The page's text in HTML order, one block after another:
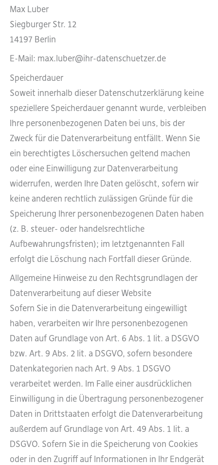
Max Luber
Siegburger Str. 12
14197 Berlin
E-Mail: max.luber@ihr-datenschuetzer.de
Speicherdauer
Soweit innerhalb dieser Datenschutzerklärung keine
speziellere Speicherdauer genannt wurde, verbleiben
Ihre personenbezogenen Daten bei uns, bis der
Zweck für die Datenverarbeitung entfällt. Wenn Sie
ein berechtigtes Löschersuchen geltend machen
oder eine Einwilligung zur Datenverarbeitung
widerrufen, werden Ihre Daten gelöscht, sofern wir
keine anderen rechtlich zulässigen Gründe für die
Speicherung Ihrer personenbezogenen Daten haben
(z. B. steuer- oder handelsrechtliche
Aufbewahrungsfristen); im letztgenannten Fall
erfolgt die Löschung nach Fortfall dieser Gründe.
Allgemeine Hinweise zu den Rechtsgrundlagen der
Datenverarbeitung auf dieser Website
Sofern Sie in die Datenverarbeitung eingewilligt
haben, verarbeiten wir Ihre personenbezogenen
Daten auf Grundlage von Art. 6 Abs. 1 lit. a DSGVO
bzw. Art. 9 Abs. 2 lit. a DSGVO, sofern besondere
Datenkategorien nach Art. 9 Abs. 1 DSGVO
verarbeitet werden. Im Falle einer ausdrücklichen
Einwilligung in die Übertragung personenbezogener
Daten in Drittstaaten erfolgt die Datenverarbeitung
außerdem auf Grundlage von Art. 49 Abs. 1 lit. a
DSGVO. Sofern Sie in die Speicherung von Cookies
oder in den Zugriff auf Informationen in Ihr Endgerät